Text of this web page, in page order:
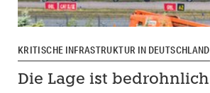
KRITISCHE INFRASTRUKTUR IN DEUTSCHLAND
Die Lage ist bedrohnlich